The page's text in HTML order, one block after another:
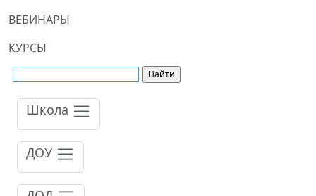
ВЕБИНАРЫ
КУРСЫ
Школа
ДОУ